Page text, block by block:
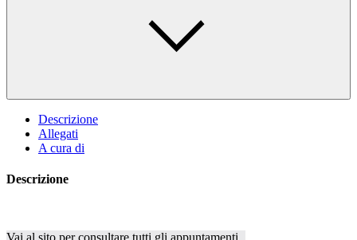
Descrizione
Allegati
A cura di
Descrizione